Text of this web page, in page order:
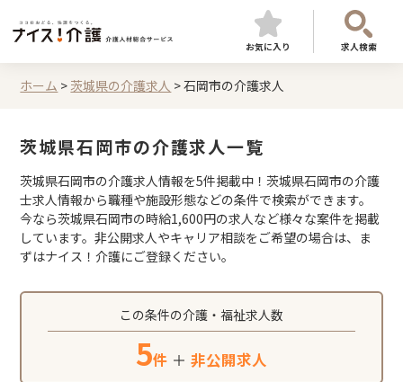
お気に入り 求人検索
ホーム > 茨城県の介護求人 >石岡市の介護求人
茨城県石岡市の介護求人一覧
茨城県石岡市の介護求人情報を5件掲載中！茨城県石岡市の介護
士求人情報から職種や施設形態などの条件で検索ができます。
今なら茨城県石岡市の時給1,600円の求人など様々な案件を掲載
しています。非公開求人やキャリア相談をご希望の場合は、ま
ずはナイス！介護にご登録ください。
この条件の介護・福祉求人数
5件 ＋ 非公開求人